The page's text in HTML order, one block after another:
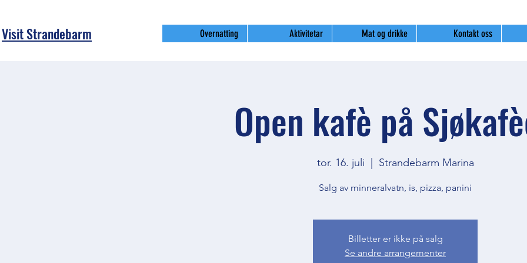
Visit Strandebarm Kontakt oss
Mat og drikke
Aktivitetar
Overnatting
Open kafè på
tor. 16. juli Strandebarm Marina
Salg av minneralvatn, is, pizza, panini
Billetter er ikke på salg
Se andre arrangementer